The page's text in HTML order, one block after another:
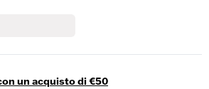
un acquisto di €50